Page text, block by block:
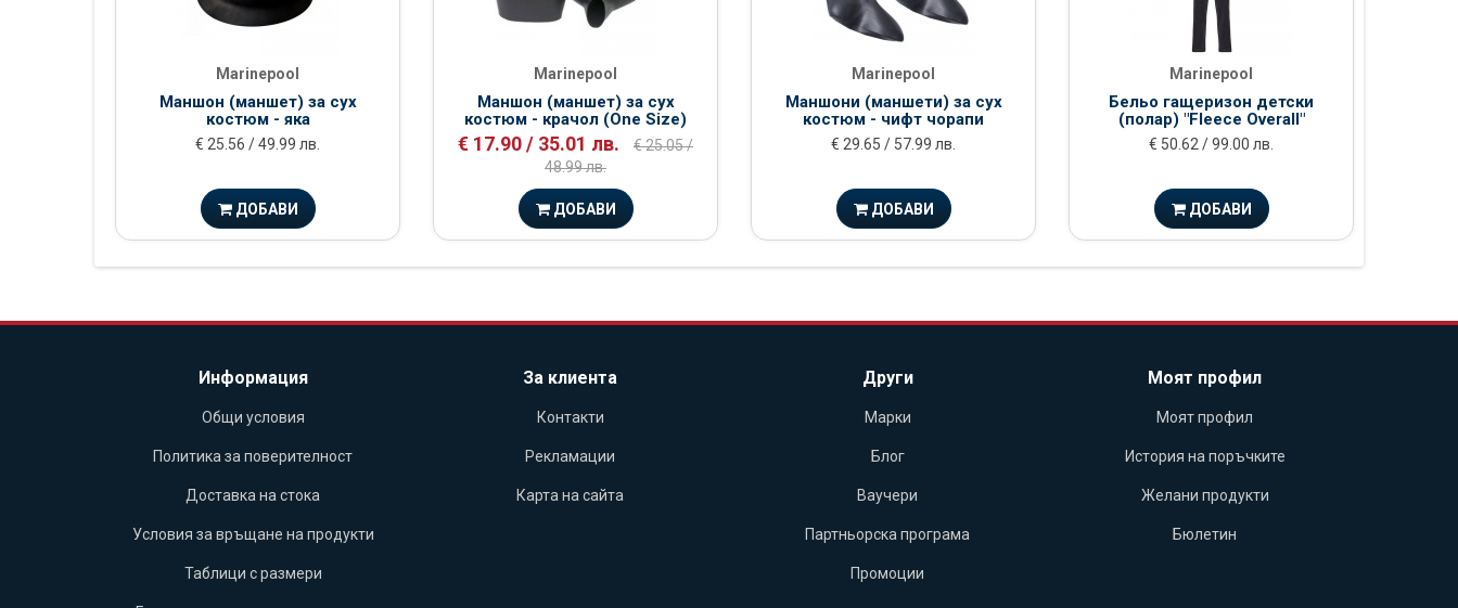
Marinepool
Маншон (маншет) за сух
костюм - яка
€ 25.56 / 49.99 лв.
ДОБАВИ
Marinepool
Маншон (маншет) за сух
костюм - крачол (One Size)
€ 17.90 / 35.01 лв.
€ 25.05 /
48.99 лв.
ДОБАВИ
Marinepool
Маншони (маншети) за сух
костюм - чифт чорапи
€ 29.65 / 57.99 лв.
ДОБАВИ
Marinepool
Бельо гащеризон детски
(полар) "Fleece Overall"
€ 50.62 / 99.00 лв.
ДОБАВИ
Информация
Общи условия
Политика за поверителност
Доставка на стока
Условия за връщане на продукти
Таблици с размери
За клиента
Контакти
Рекламации
Карта на сайта
Други
Марки
Блог
Ваучери
Партньорска програма
Промоции
Моят профил
Моят профил
История на поръчките
Желани продукти
Бюлетин